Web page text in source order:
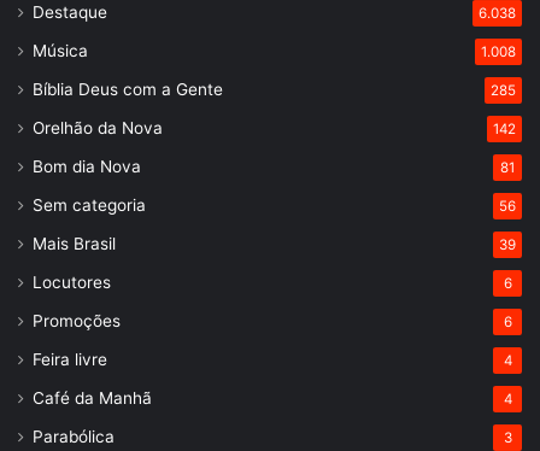
Destaque 6.038
Música 1.008
Bíblia Deus com a Gente 285
Orelhão da Nova 142
Bom dia Nova 81
Sem categoria 56
Mais Brasil 39
Locutores 6
Promoções 6
Feira livre 4
Café da Manhã 4
Parabólica 3